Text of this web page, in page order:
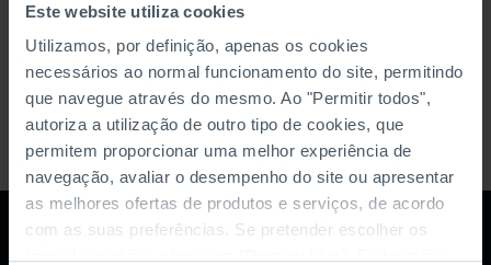
Este website utiliza cookies
Utilizamos, por definição, apenas os cookies
necessários ao normal funcionamento do site, permitindo
que navegue através do mesmo. Ao "Permitir todos",
autoriza a utilização de outro tipo de cookies, que
permitem proporcionar uma melhor experiência de
navegação, avaliar o desempenho do site ou apresentar
as melhores ofertas de produtos e serviços, de acordo
com as suas preferências. Se pretender escolher os